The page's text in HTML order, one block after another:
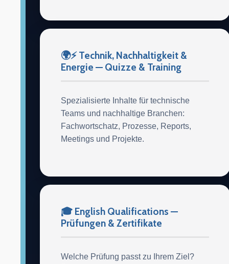
🌍⚡ Technik, Nachhaltigkeit &
Energie — Quizze & Training
Spezialisierte Inhalte für technische
Teams und nachhaltige Branchen:
Fachwortschatz, Prozesse, Reports,
Meetings und Projekte.
🎓 English Qualifications —
Prüfungen & Zertifikate
Welche Prüfung passt zu Ihrem Ziel?